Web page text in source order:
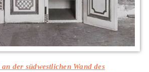
der südwestlichen Wand des